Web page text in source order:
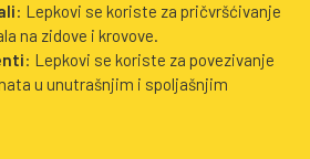
: Lepkovi se koriste za pričvršćivanje
na zidove i krovove.
: Lepkovi se koriste za povezivanje
u unutrašnjim i spoljašnjim